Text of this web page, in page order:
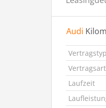
Audi
Vertragstyp
Vertragsart
Laufzeit